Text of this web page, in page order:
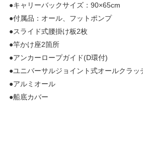
●キャリーバックサイズ：90×65cm
●付属品：オール、フットポンプ
●スライド式腰掛け板2枚
●竿かけ座2箇所
●アンカーロープガイド(D環付)
●ユニバーサルジョイント式オールクラッ
●アルミオール
●船底カバー